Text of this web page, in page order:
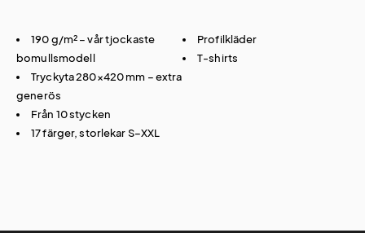
190 g/m² – vår tjockaste
bomullsmodell
Tryckyta 280×420 mm – extra
generös
Från 10 stycken
17 färger, storlekar S–XXL
Profilkläder
T-shirts